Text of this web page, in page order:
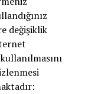
değişiklik